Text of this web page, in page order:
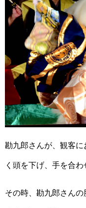
勘九郎さんが、観客
く頭を下げ、手を合わ
その時、勘九郎さん